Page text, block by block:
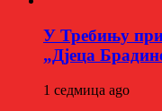
У Требињу
„Дјеца
1 седмица ago